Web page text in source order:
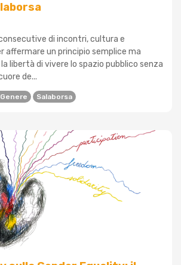
di incontri, cultura e
affermare un principio semplice ma
libertà di vivere lo spazio pubblico senza
de...
Salaborsa